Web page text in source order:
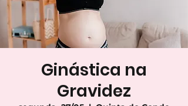
Ginástica na
Gravidez